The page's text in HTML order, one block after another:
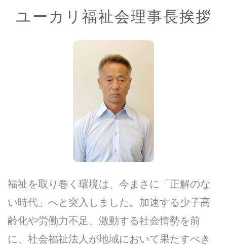
ユーカリ福祉会理事長挨拶
福祉を取り巻く環境は、今まさに「正解のな
い時代」へと突入しました。加速する少子高
齢化や労働力不足、激動する社会情勢を前
に、社会福祉法人が地域において果たすべき